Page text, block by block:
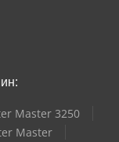
Master 3250
Master